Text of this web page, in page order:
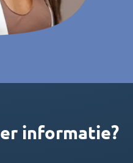
informatie?